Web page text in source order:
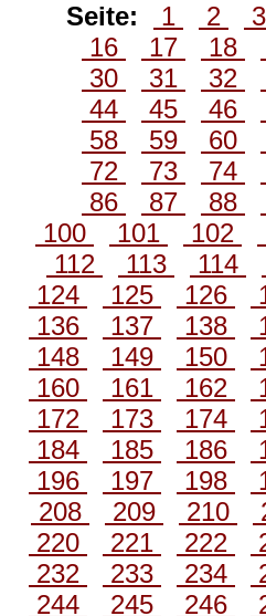
Seite: 1 2
16
17 18
30
31 32
44
45 46
58
59 60
72
73 74
86
87 88
100
101 102
112
113 114
124
125 126
136
137 138
148
149 150
160
161 162
172
173 174
184
185 186
196
197 198
208
209 210
220
221 222
232
233 234
244
245 246